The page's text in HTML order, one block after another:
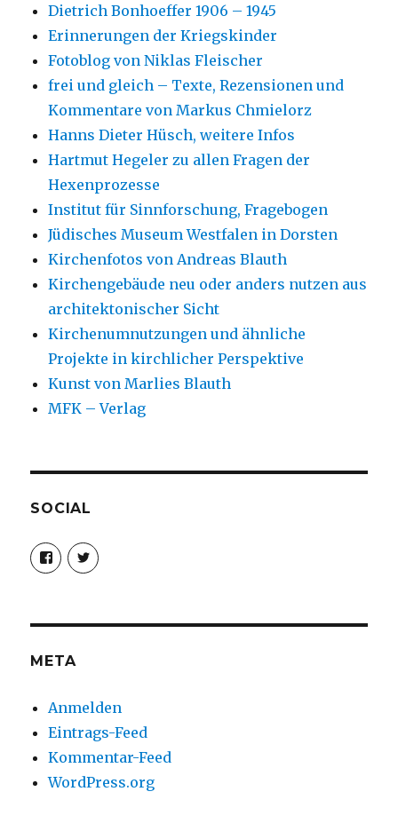
Dietrich Bonhoeffer 1906 – 1945
Erinnerungen der Kriegskinder
Fotoblog von Niklas Fleischer
frei und gleich – Texte, Rezensionen und
Kommentare von Markus Chmielorz
Hanns Dieter Hüsch, weitere Infos
Hartmut Hegeler zu allen Fragen der
Hexenprozesse
Institut für Sinnforschung, Fragebogen
Jüdisches Museum Westfalen in Dorsten
Kirchenfotos von Andreas Blauth
Kirchengebäude neu oder anders nutzen aus
architektonischer Sicht
Kirchenumnutzungen und ähnliche
Projekte in kirchlicher Perspektive
Kunst von Marlies Blauth
MFK – Verlag
SOCIAL
Profil
von
christoph.fleischer1
anzeigen
Profil
von
anzeigen
META
Anmelden
Eintrags-Feed
Kommentar-Feed
WordPress.org